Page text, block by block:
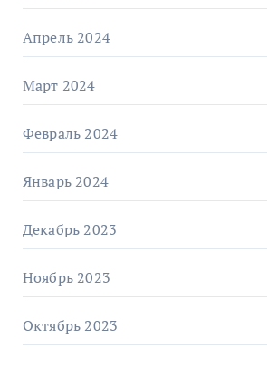
Апрель 2024
Март 2024
Февраль 2024
Январь 2024
Декабрь 2023
Ноябрь 2023
Октябрь 2023